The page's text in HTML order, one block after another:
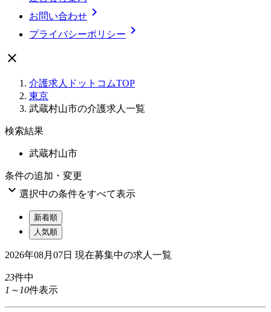
お問い合わせ 
プライバシーポリシー 

介護求人ドットコムTOP
東京
武蔵村山市の介護求人一覧
検索結果
武蔵村山市
条件の追加・変更
 選択中の条件をすべて表示
新着順
人気順
2026年08月07日 現在募集中の求人一覧
23件中
1～10件表示